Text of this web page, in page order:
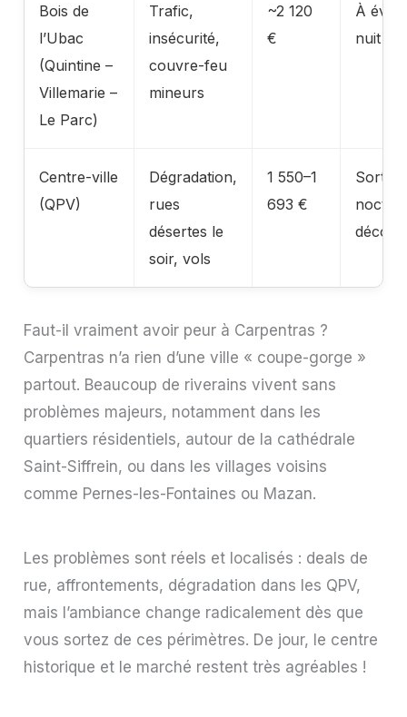
Bois de
l’Ubac
(Quintine –
Villemarie –
Le Parc)
Trafic,
insécurité,
couvre-feu
mineurs
~2 120
€
À
nuit
Centre-ville
(QPV)
Dégradation,
rues
désertes le
soir, vols
1 550–1
693 €
Sorties
Faut-il vraiment avoir peur à Carpentras ?
Carpentras n’a rien d’une ville « coupe-gorge »
partout. Beaucoup de riverains vivent sans
problèmes majeurs, notamment dans les
quartiers résidentiels, autour de la cathédrale
Saint-Siffrein, ou dans les villages voisins
comme Pernes-les-Fontaines ou Mazan.
Les problèmes sont réels et localisés : deals de
rue, affrontements, dégradation dans les QPV,
mais l’ambiance change radicalement dès que
vous sortez de ces périmètres. De jour, le centre
historique et le marché restent très agréables !